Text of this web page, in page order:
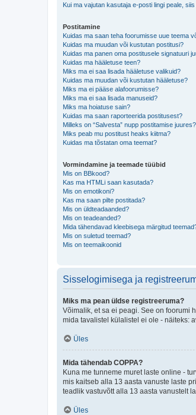
Kui ma vajutan kasutaja e-posti lingi peale,
Postitamine
Kuidas ma saan teha foorumisse uue teema
Kuidas ma muudan või kustutan postitusi?
Kuidas ma panen oma postitusele signatuuri
Kuidas ma hääletuse teen?
Miks ma ei saa lisada hääletuse valikuid?
Kuidas ma muudan või kustutan hääletuse?
Miks ma ei pääse alafoorumisse?
Miks ma ei saa lisada manuseid?
Miks ma hoiatuse sain?
Kuidas ma saan raporteerida postitusest?
Milleks on “Salvesta” nupp postitamise juures?
Miks peab mu postitust heaks kiitma?
Kuidas ma tõstatan oma teemat?
Vormindamine ja teemade tüübid
Mis on BBkood?
Kas ma HTMLi saan kasutada?
Mis on emotikoni?
Kas ma saan pilte postitada?
Mis on üldteadaanded?
Mis on teadeanded?
Mida tähendavad kleebisega märgitud
Mis on suletud teemad?
Mis on teemaikoonid
Sisselogimisega ja
Miks ma pean üldse registreeruma?
Võimalik, et sa ei peagi. See on foorumi
mida tavalistel külalistel ei ole - näiteks:
Üles
Mida tähendab COPPA?
Kuna me tunneme muret laste online -
mis kaitseb alla 13 aasta vanuste laste
teadlik vastuvõtt alla 13 aasta vanustelt
Üles